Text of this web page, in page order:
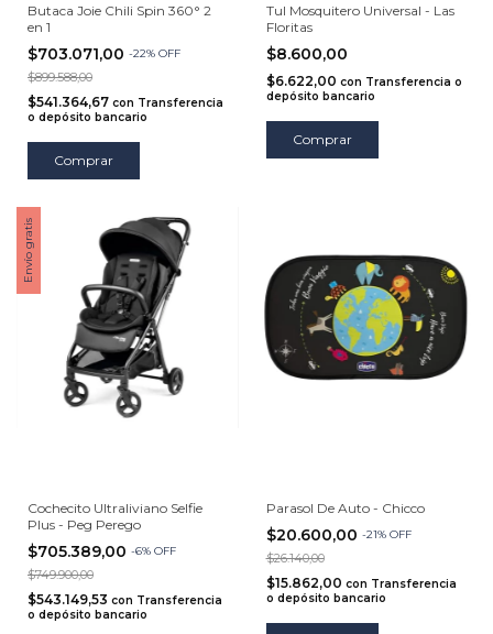
Butaca Joie Chili Spin 360° 2
en 1
$703.071,00 -22% OFF
$899.588,00
$541.364,67 con Transferencia
o depósito bancario
Comprar
Tul Mosquitero Universal - Las
Floritas
$8.600,00
$6.622,00 con Transferencia o
depósito bancario
Envío gratis
Cochecito Ultraliviano Selfie
Plus - Peg Perego
$705.389,00 -6% OFF
$749.900,00
$543.149,53 con Transferencia
o depósito bancario
Parasol De Auto - Chicco
$20.600,00 -21% OFF
$26.140,00
$15.862,00 con Transferencia
o depósito bancario